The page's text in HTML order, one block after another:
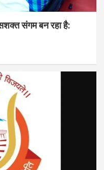
संगम बन रहा है: